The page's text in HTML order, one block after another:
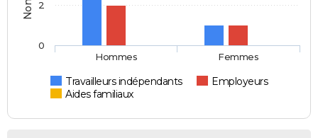
Travailleurs indépendants
Employeurs
Aides familiaux
Hommes Femmes
0
2